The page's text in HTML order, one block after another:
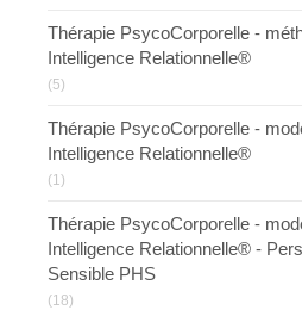
Thérapie PsycoCorporelle -
Intelligence Relationnelle®
(5)
Thérapie PsycoCorporelle -
Intelligence Relationnelle®
(1)
Thérapie PsycoCorporelle -
Intelligence Relationnelle® -
Sensible PHS
(18)